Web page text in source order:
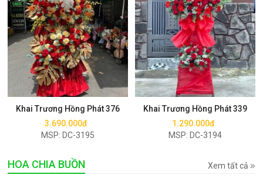
Khai Trương Hồng Phát 376
3.690.000đ
MSP: DC-3195
Mua ngay
Khai Trương Hồng Phát 339
1.290.000đ
MSP: DC-3194
Mua ngay
HOA CHIA BUỒN Xem tất cả